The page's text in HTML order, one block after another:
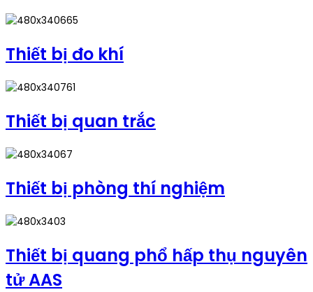
Thiết bị đo khí
Thiết bị quan trắc
Thiết bị phòng thí nghiệm
Thiết bị quang phổ hấp thụ nguyên
tử AAS